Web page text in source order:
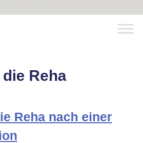
Reha
Reha nach einer